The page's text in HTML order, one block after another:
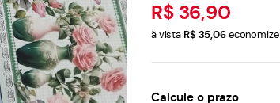
R$ 36,90
à vistaR$ 35,06economize
Calcule o prazo